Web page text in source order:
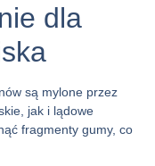
dla
są mylone przez
jak i lądowe
fragmenty gumy, co